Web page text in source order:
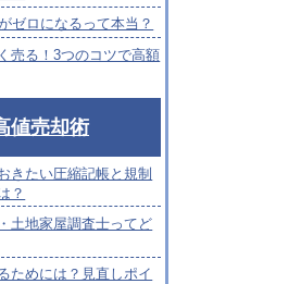
ゼロになるって本当？
売る！3つのコツで高額
値売却術
きたい圧縮記帳と規制
？
土地家屋調査士ってど
ためには？見直しポイ